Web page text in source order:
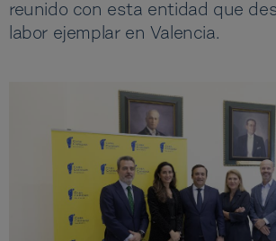
reunido con esta entidad que
labor ejemplar en Valencia.